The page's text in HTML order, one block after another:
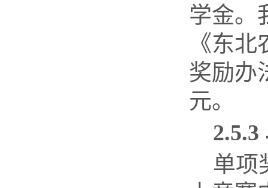
学金。
《东
奖励办
元。
2.5.3
单项